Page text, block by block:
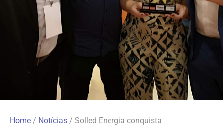
Home / Notícias / Solled Energia conquista